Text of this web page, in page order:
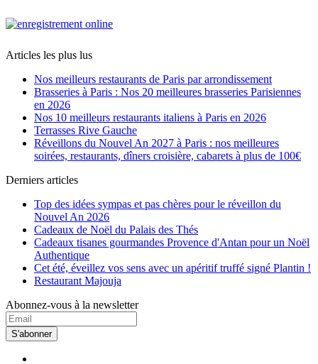
Articles les plus lus
Nos meilleurs restaurants de Paris par arrondissement
Brasseries à Paris : Nos 20 meilleures brasseries Parisiennes
en 2026
Nos 10 meilleurs restaurants italiens à Paris en 2026
Terrasses Rive Gauche
Réveillons du Nouvel An 2027 à Paris : nos meilleures
soirées, restaurants, dîners croisière, cabarets à plus de 100€
Derniers articles
Top des idées sympas et pas chères pour le réveillon du
Nouvel An 2026
Cadeaux de Noël du Palais des Thés
Cadeaux tisanes gourmandes Provence d'Antan pour un Noël
Authentique
Cet été, éveillez vos sens avec un apéritif truffé signé Plantin !
Restaurant Majouja
Abonnez-vous à la newsletter
S'abonner